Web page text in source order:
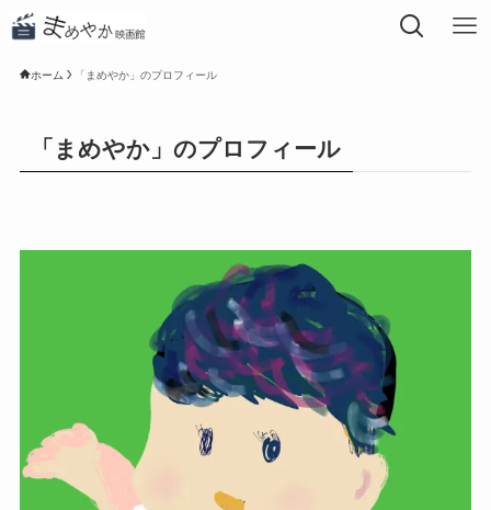
ホーム 「まめやか」のプロフィール
「まめやか」のプロフィール